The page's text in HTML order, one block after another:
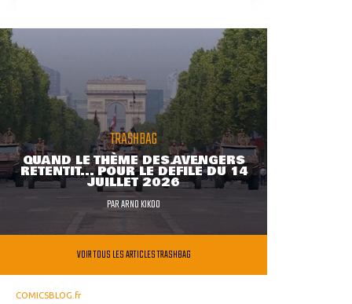
TRASHBAG
QUAND LE THÈME DES AVENGERS
RETENTIT... POUR LE DÉFILÉ DU 14
JUILLET 2026
PARARNO KIKOO
VOIR TOUS LES ARTICLES TRASHBAG
COMICSBLOG.fr